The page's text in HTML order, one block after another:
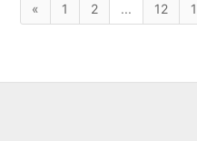
« 1 2 ... 12